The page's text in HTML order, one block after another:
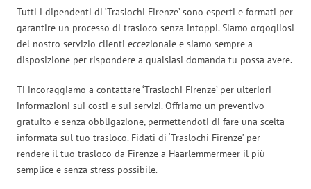
Tutti i dipendenti di ‘Traslochi Firenze’ sono esperti e formati per
garantire un processo di trasloco senza intoppi. Siamo orgogliosi
del nostro servizio clienti eccezionale e siamo sempre a
disposizione per rispondere a qualsiasi domanda tu possa avere.
Ti incoraggiamo a contattare ‘Traslochi Firenze’ per ulteriori
informazioni sui costi e sui servizi. Offriamo un preventivo
gratuito e senza obbligazione, permettendoti di fare una scelta
informata sul tuo trasloco. Fidati di ‘Traslochi Firenze’ per
rendere il tuo trasloco da Firenze a Haarlemmermeer il più
semplice e senza stress possibile.